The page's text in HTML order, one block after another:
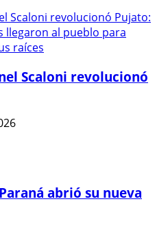
Scaloni revolucionó
abrió su nueva